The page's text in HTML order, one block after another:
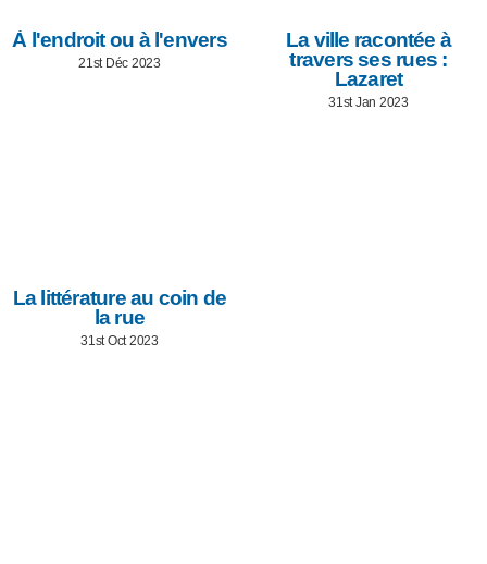
À l'endroit ou à l'envers
21st Déc 2023
La ville racontée à
travers ses rues :
Lazaret
31st Jan 2023
La littérature au coin de
la rue
31st Oct 2023